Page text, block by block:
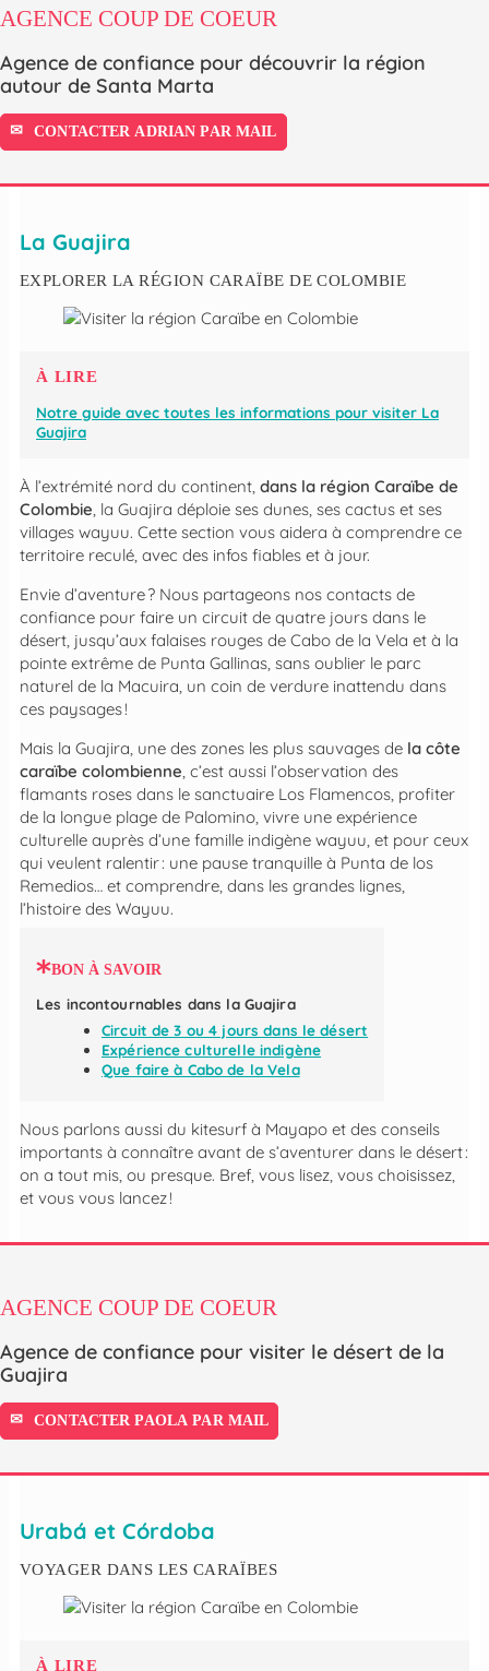
AGENCE COUP DE COEUR
Agence de confiance pour découvrir la région
autour de Santa Marta
CONTACTER ADRIAN PAR MAIL
La Guajira
EXPLORER LA RÉGION CARAÏBE DE COLOMBIE
À LIRE
Notre guide avec toutes les informations pour visiter La
Guajira
À l’extrémité nord du continent, dans la région Caraïbe de
Colombie , la Guajira déploie ses dunes, ses cactus et ses
villages wayuu. Cette section vous aidera à comprendre ce
territoire reculé, avec des infos fiables et à jour.
Envie d’aventure ? Nous partageons nos contacts de
confiance pour faire un circuit de quatre jours dans le
désert, jusqu’aux falaises rouges de Cabo de la Vela et à la
pointe extrême de Punta Gallinas, sans oublier le parc
naturel de la Macuira, un coin de verdure inattendu dans
ces paysages !
Mais la Guajira, une des zones les plus sauvages de la côte
caraïbe colombienne , c’est aussi l’observation des
flamants roses dans le sanctuaire Los Flamencos, profiter
de la longue plage de Palomino, vivre une expérience
culturelle auprès d’une famille indigène wayuu, et pour ceux
qui veulent ralentir : une pause tranquille à Punta de los
Remedios… et comprendre, dans les grandes lignes,
l’histoire des Wayuu.
BON À SAVOIR
Les incontournables dans la Guajira
Circuit de 3 ou 4 jours dans le désert
Expérience culturelle indigène
Que faire à Cabo de la Vela
Nous parlons aussi du kitesurf à Mayapo et des conseils
importants à connaître avant de s’aventurer dans le désert :
on a tout mis, ou presque. Bref, vous lisez, vous choisissez,
et vous vous lancez !
AGENCE COUP DE COEUR
Agence de confiance pour visiter le désert de la
Guajira
CONTACTER PAOLA PAR MAIL
Urabá et Córdoba
VOYAGER DANS LES CARAÏBES
À LIRE